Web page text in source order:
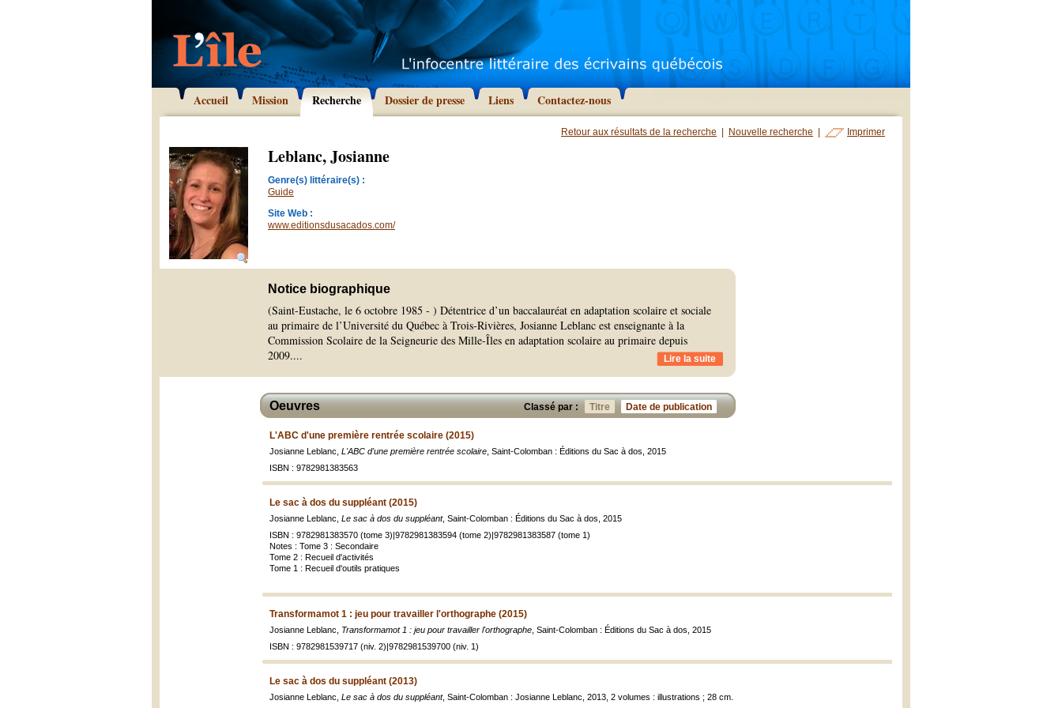
Accueil Mission Recherche Dossier de presse Liens Contactez-nous
Retour aux résultats de la recherche Nouvelle recherche Imprimer
Leblanc, Josianne
Genre(s) littéraire(s) :
Guide
Site Web :
www.editionsdusacados.com/
Notice biographique
(Saint-Eustache, le 6 octobre 1985 - ) Détentrice d’un baccalauréat en adaptation scolaire et sociale
au primaire de l’Université du Québec à Trois-Rivières, Josianne Leblanc est enseignante à la
Commission Scolaire de la Seigneurie des Mille-Îles en adaptation scolaire au primaire depuis
2009.... Lire la suite
Classé par : Titre Date de publication
Oeuvres
L'ABC d'une première rentrée scolaire (2015)
Josianne Leblanc, L'ABC d'une première rentrée scolaire , Saint-Colomban : Éditions du Sac à dos, 2015
ISBN : 9782981383563
Le sac à dos du suppléant (2015)
Josianne Leblanc, Le sac à dos du suppléant, Saint-Colomban : Éditions du Sac à dos, 2015
ISBN : 9782981383570 (tome 3)|9782981383594 (tome 2)|9782981383587 (tome 1)
Notes : Tome 3 : Secondaire
Tome 2 : Recueil d'activités
Tome 1 : Recueil d'outils pratiques
Transformamot 1 : jeu pour travailler l'orthographe (2015)
Josianne Leblanc, Transformamot 1 : jeu pour travailler l'orthographe , Saint-Colomban : Éditions du Sac à dos, 2015
ISBN : 9782981539717 (niv. 2)|9782981539700 (niv. 1)
Le sac à dos du suppléant (2013)
Josianne Leblanc, Le sac à dos du suppléant, Saint-Colomban : Josianne Leblanc, 2013, 2 volumes : illustrations ; 28 cm.